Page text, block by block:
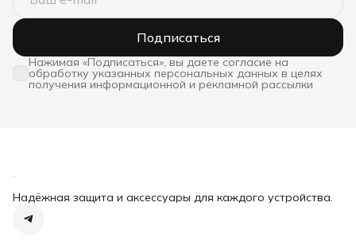
Подписаться
Нажимая «Подписаться», вы даете согласие на
обработку указанных персональных данных в целях
получения информационной и рекламной рассылки
Надёжная защита и аксессуары для каждого устройства.